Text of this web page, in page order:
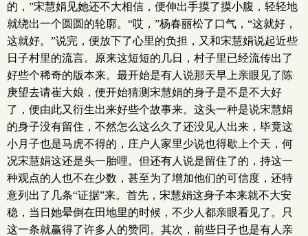
的，”宋慧娟见她还不大相信，便伸出手摸了摸小腹，轻轻地
就绕出一个圆圆的轮廓。“哎，”杨春丽松了口气，“这就好，
这就好。”说完，便放下了心里的负担，又和宋慧娟说起近些
日子村里的流言。原来这短短的几日，村子里已经流传出了
好些个稀奇的版本来。最开始是有人说那天早上亲眼见了陈
庚望去请崔大娘，便开始猜测宋慧娟的身子是不是不大好
了，便由此又衍生出来好些个故事来。这头一种是说宋慧娟
的身子没有留住，不然怎么这么久了还没见人出来，毕竟这
小月子也是马虎不得的，庄户人家里少说也得歇上个天，何
况宋慧娟这还是头一胎哩。但还有人说是留住了的，持这一
种观点的人也不在少数，甚至为了增加他们的可信度，还特
意列出了几条“证据”来。首先，宋慧娟这身子本来就不大安
稳，当日她晕倒在田地里的时候，不少人都亲眼看见了。只
这一条就赢得了许多人的赞同。其次，前些日子也是有人亲